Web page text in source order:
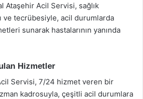
Ataşehir Acil Servisi, sağlık
ve tecrübesiyle, acil durumlarda
sunarak hastalarının yanında
Hizmetler
Servisi, 7/24 hizmet veren bir
kadrosuyla, çeşitli acil durumlara